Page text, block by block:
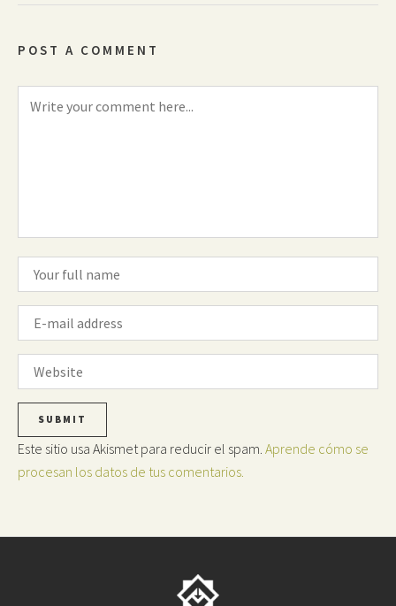
POST A COMMENT
Este sitio usa Akismet para reducir el spam. Aprende cómo se
procesan los datos de tus comentarios.